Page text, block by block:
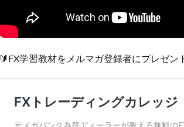
🔰FX学習教材をメルマガ登録者にプレゼン